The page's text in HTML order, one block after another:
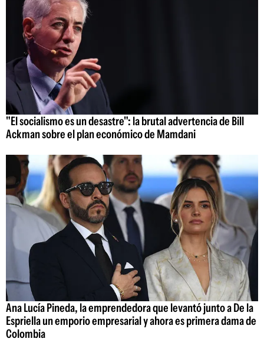
"El socialismo es un desastre": la brutal advertencia de Bill
Ackman sobre el plan económico de Mamdani
Ana Lucía Pineda, la emprendedora que levantó junto a De la
Espriella un emporio empresarial y ahora es primera dama de
Colombia